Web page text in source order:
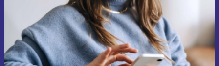
Pedir voucher
Informações sobre o uso de dados pessoais podem ser encontrados na
nossa
Política de Privacidade.